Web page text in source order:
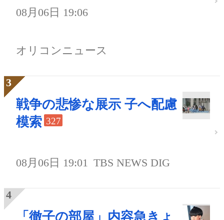
08月06日 19:06
オリコンニュース
戦争の悲惨な展示 子へ配慮
模索 327
08月06日 19:01 TBS NEWS DIG
「徹子の部屋」内容急きょ